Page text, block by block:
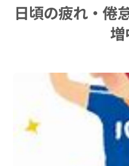
日頃の疲れ・倦
増